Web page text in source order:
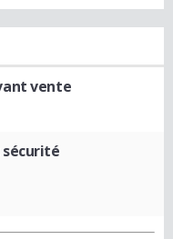
vente